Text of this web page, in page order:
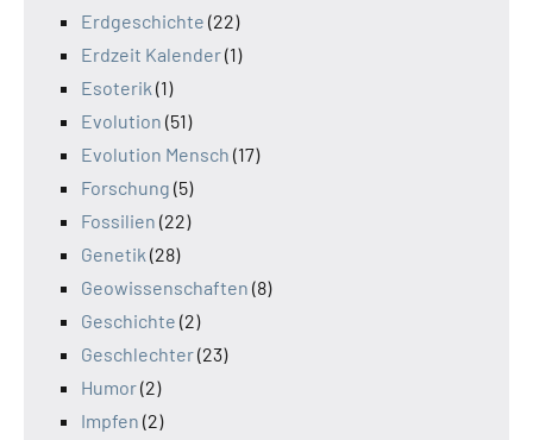
Erdgeschichte (22)
Erdzeit Kalender(1)
Esoterik (1)
Evolution (51)
Evolution Mensch (17)
Forschung (5)
Fossilien (22)
Genetik (28)
Geowissenschaften (8)
Geschichte (2)
Geschlechter(23)
Humor(2)
Impfen (2)